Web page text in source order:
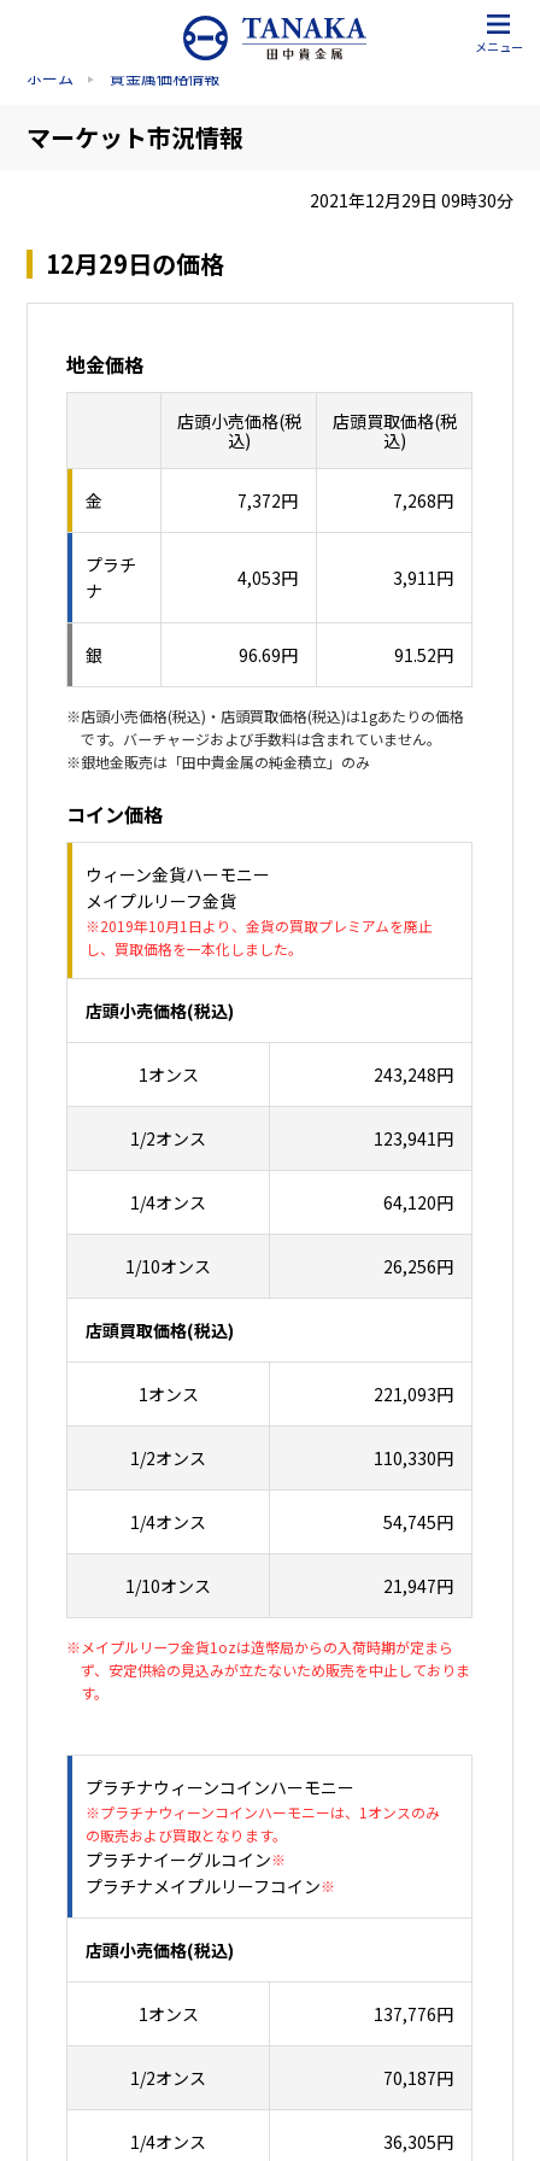
メニュー
ホーム 貴金属価格情報
マーケット市況情報
2021年12月29日 09時30分
12月29日の価格
地金価格
店頭小売価格(税
込)
店頭買取価格(税
込)
金 7,372円 7,268円
プラチ
ナ
4,053円 3,911円
銀 96.69円 91.52円
※店頭小売価格(税込)・店頭買取価格(税込)は1gあたりの価格
です。バーチャージおよび手数料は含まれていません。
※銀地金販売は「田中貴金属の純金積立」のみ
コイン価格
ウィーン金貨ハーモニー
メイプルリーフ金貨
※2019年10月1日より、金貨の買取プレミアムを廃止
し、買取価格を一本化しました。
店頭小売価格(税込)
1オンス 243,248円
1/2オンス 123,941円
1/4オンス 64,120円
1/10オンス 26,256円
店頭買取価格(税込)
1オンス 221,093円
1/2オンス 110,330円
1/4オンス 54,745円
1/10オンス 21,947円
※メイプルリーフ金貨1ozは造幣局からの入荷時期が定まら
ず、安定供給の見込みが立たないため販売を中止しておりま
す。
プラチナウィーンコインハーモニー
※プラチナウィーンコインハーモニーは、1オンスのみ
の販売および買取となります。
プラチナイーグルコイン※
プラチナメイプルリーフコイン※
店頭小売価格(税込)
1オンス 137,776円
1/2オンス 70,187円
1/4オンス 36,305円